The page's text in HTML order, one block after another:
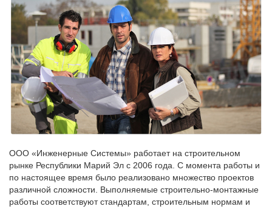
ООО «Инженерные Системы» работает на строительном
рынке Республики Марий Эл с 2006 года. С момента работы и
по настоящее время было реализовано множество проектов
различной сложности. Выполняемые строительно-монтажные
работы соответствуют стандартам, строительным нормам и